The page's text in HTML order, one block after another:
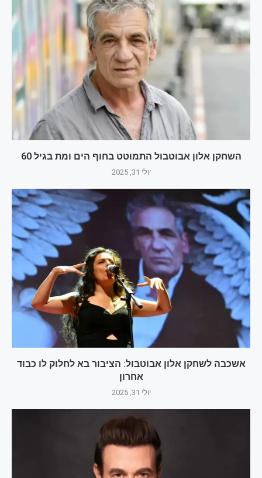
השחקן אלון אבוטבול התמוטט בחוף הים ומת בגיל 60
יולי 31, 2025
אשכבה לשחקן אלון אבוטבול: הציבור בא לחלוק לו כבוד
אחרון
יולי 31, 2025